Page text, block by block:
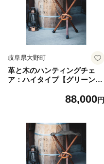
岐阜県大野町
革と木のハンティングチェ
ア：ハイタイプ【グリーン】
タリアンレザー】88,000円